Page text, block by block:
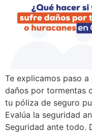
Te explicamos paso
daños por tormentas
tu póliza de seguro
Evalúa la seguridad
Seguridad ante todo.